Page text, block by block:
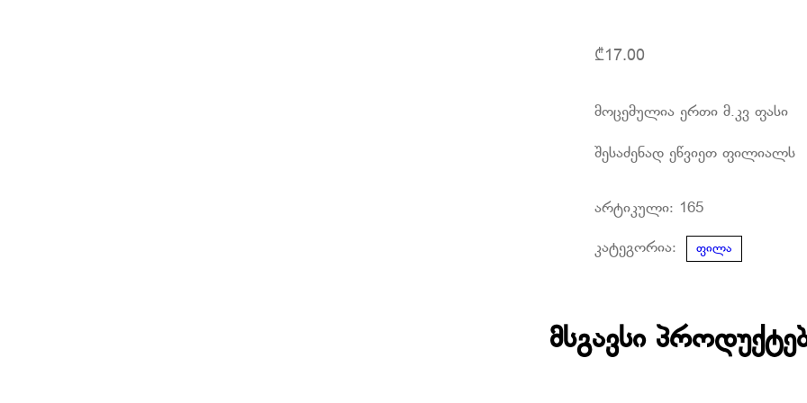
₾17.00
მოცემულია ერთი მ.კვ ფასი
შესაძენად ეწვიეთ ფილიალს
არტიკული: 165
კატეგორია: ფილა
მსგავსი